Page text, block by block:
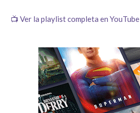
📺 Ver la playlist completa en YouTube